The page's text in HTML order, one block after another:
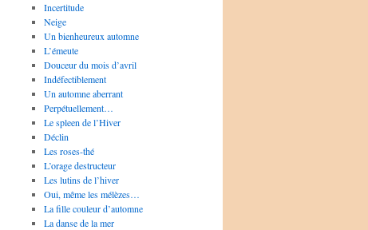
Incertitude
Neige
Un bienheureux automne
L’émeute
Douceur du mois d’avril
Indéfectiblement
Un automne aberrant
Perpétuellement…
Le spleen de l’Hiver
Déclin
Les roses-thé
L’orage destructeur
Les lutins de l’hiver
Oui, même les mélèzes…
La fille couleur d’automne
La danse de la mer